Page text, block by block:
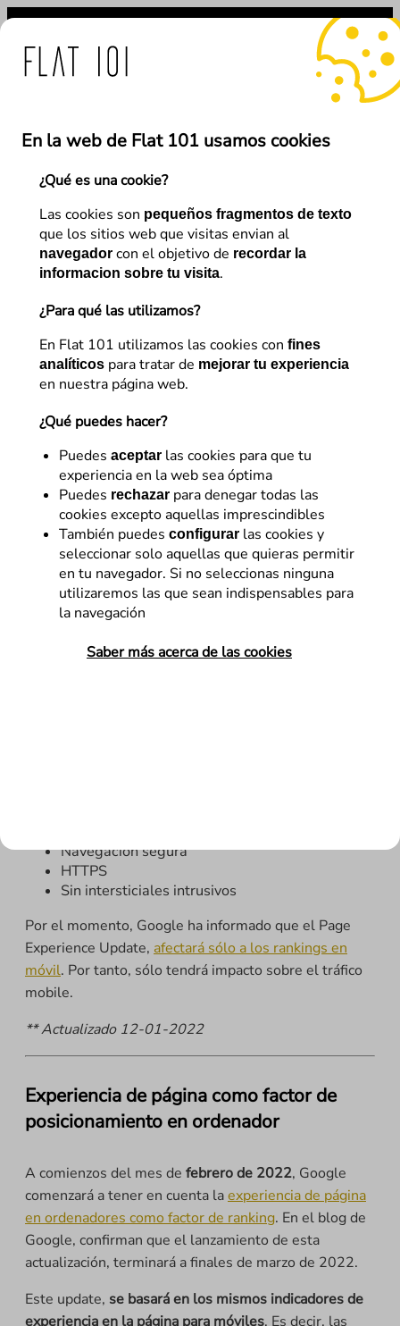
En la web de Flat 101 usamos cookies
¿Qué es una cookie?
Las cookies son pequeños fragmentos de texto
que los sitios web que visitas envian al
navegador con el objetivo de recordar la
informacion sobre tu visita.
¿Para qué las utilizamos?
En Flat 101 utilizamos las cookies con fines
analíticos para tratar de mejorar tu experiencia
en nuestra página web.
¿Qué puedes hacer?
Puedes aceptar las cookies para que tu
experiencia en la web sea óptima
Puedes rechazar para denegar todas las
cookies excepto aquellas imprescindibles
También puedes configurar las cookies y
seleccionar solo aquellas que quieras permitir
en tu navegador. Si no seleccionas ninguna
utilizaremos las que sean indispensables para
la navegación
Saber más acerca de las cookies
Saltar
contenido
101 ante el uso
Anterior Siguiente
SEO
Análisis de Core Web Vitals
Iván Bravo
14 de octubre de 2021
En este artículo, profundizaremos en el análisis de las
tres métricas principales LCP, FID y CLS.
Page Experience Update
de manera oficial que la actualización de su Page
Navegación segura
HTTPS
Sin intersticiales intrusivos
Por el momento, Google ha informado que el Page
Experience Update, afectará sólo a los rankings en
móvil. Por tanto, sólo tendrá impacto sobre el tráfico
mobile.
** Actualizado 12-01-2022
Experiencia de página como factor de
posicionamiento en ordenador
A comienzos del mes de febrero de 2022, Google
comenzará a tener en cuenta laexperiencia de página
en ordenadores como factor de ranking. En el blog de
Google, confirman que el lanzamiento de esta
actualización, terminará a finales de marzo de 2022.
Este update, se basará en los mismos indicadores de
experiencia en la página para móviles. Es decir, las